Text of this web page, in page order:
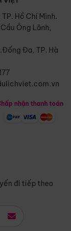
Hồ Chí Minh.
Ông Lãnh,
Đa, TP. Hà
đi tiếp theo
nhận thanh toán